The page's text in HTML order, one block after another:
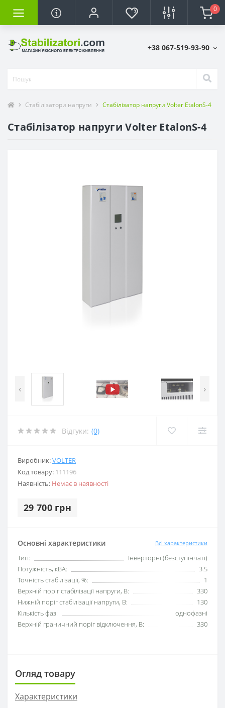
0
+38 067-519-93-90
Стабілізатори напруги Стабілізатор напруги Volter EtalonS-4
Стабілізатор напруги Volter EtalonS-4
‹ ›
Відгуки: (0)
Виробник:VOLTER
Код товару: 111196
Наявність: Немає в наявності
29 700 грн
Основні характеристики Всі характеристики
Тип:
Інверторні (безступінчаті)
Потужність, кВА:
3.5
Точність стабілізації, %:
1
Верхній поріг стабілізації напруги, В:
330
Нижній поріг стабілізації напруги, В:
130
Кількість фаз:
однофазні
Верхній граничний поріг відключення, В:
330
Огляд товару
Характеристики